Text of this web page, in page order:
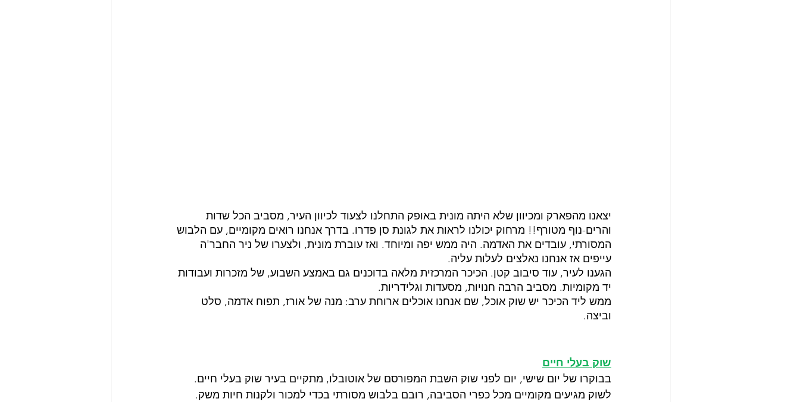
יצאנו מהפארק ומכיוון שלא היתה מונית באופק התחלנו לצעוד לכיוון העיר, מסביב הכל שדות
והרים-נוף מטורף!! מרחוק יכולנו לראות את לגונת סן פדרו. בדרך אנחנו רואים מקומיים, עם הלבוש
המסורתי, עובדים את האדמה. היה ממש יפה ומיוחד. ואז עוברת מונית, ולצערו של ניר החבר'ה
עייפים אז אנחנו נאלצים לעלות עליה.
הגענו לעיר, עוד סיבוב קטן. הכיכר המרכזית מלאה בדוכנים גם באמצע השבוע, של מזכרות ועבודות
יד מקומיות. מסביב הרבה חנויות, מסעדות וגלידריות.
ממש ליד הכיכר יש שוק אוכל, שם אנחנו אוכלים ארוחת ערב: מנה של אורז, תפוח אדמה, סלט
וביצה.
שוק בעלי חיים
בבוקרו של יום שישי, יום לפני שוק השבת המפורסם של אוטובלו, מתקיים בעיר שוק בעלי חיים.
לשוק מגיעים מקומיים מכל כפרי הסביבה, רובם בלבוש מסורתי בכדי למכור ולקנות חיות משק.